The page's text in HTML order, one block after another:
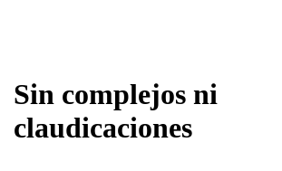
Sin complejos ni
claudicaciones